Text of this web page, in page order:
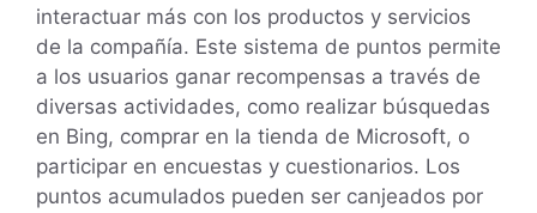
interactuar más con los productos y servicios
de la compañía. Este sistema de puntos permite
a los usuarios ganar recompensas a través de
diversas actividades, como realizar búsquedas
en Bing, comprar en la tienda de Microsoft, o
participar en encuestas y cuestionarios. Los
puntos acumulados pueden ser canjeados por